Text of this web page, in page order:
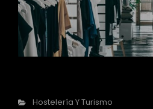
Categorías
Hostelería Y Turismo